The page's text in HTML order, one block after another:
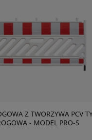
Z TWORZYWA PCV
- MODEL PRO-S